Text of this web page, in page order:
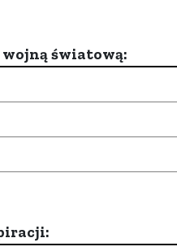
światową: